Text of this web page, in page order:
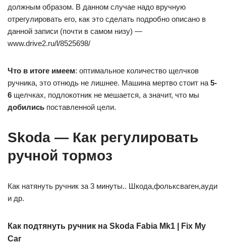
должным образом. В данном случае надо вручную
отрегулировать его, как это сделать подробно описано в
данной записи (почти в самом низу) —
www.drive2.ru/l/8525698/
Что в итоге имеем: оптимальное количество щелчков
ручника, это отнюдь не лишнее. Машина мертво стоит на 5-
6 щелчках, подлокотник не мешается, а значит, что мы
добились поставленной цели.
Skoda — Как регулировать
ручной тормоз
Как натянуть ручник за 3 минуты.. Шкода,фольксваген,ауди
и др.
Как подтянуть ручник на Skoda Fabia Mk1 | Fix My
Car